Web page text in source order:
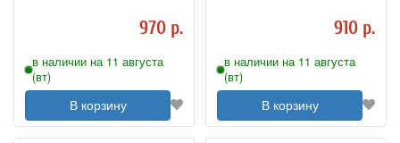
970 р.
в наличии на 11 августа
(вт)
В корзину
910 р.
в наличии на 11 августа
(вт)
В корзину